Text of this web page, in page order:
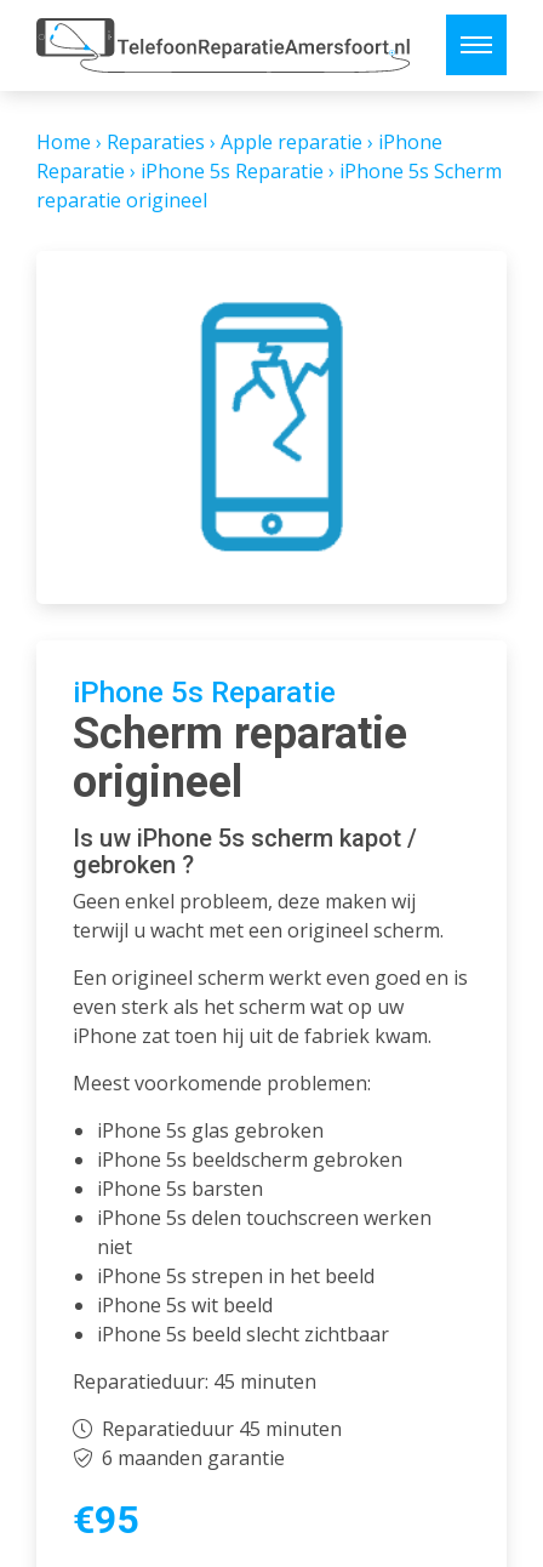
Home › Reparaties › Apple reparatie › iPhone
Reparatie › iPhone 5s Reparatie › iPhone 5s Scherm
reparatie origineel
iPhone 5s Reparatie
Scherm reparatie
origineel
Is uw iPhone 5s scherm kapot /
gebroken ?
Geen enkel probleem, deze maken wij
terwijl u wacht met een origineel scherm.
Een origineel scherm werkt even goed en is
even sterk als het scherm wat op uw
iPhone zat toen hij uit de fabriek kwam.
Meest voorkomende problemen:
iPhone 5s glas gebroken
iPhone 5s beeldscherm gebroken
iPhone 5s barsten
iPhone 5s delen touchscreen werken
niet
iPhone 5s strepen in het beeld
iPhone 5s wit beeld
iPhone 5s beeld slecht zichtbaar
Reparatieduur: 45 minuten
Reparatieduur 45 minuten
6 maanden garantie
€95